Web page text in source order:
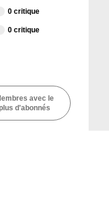
0 critique
0 critique
avec le
d'abonnés